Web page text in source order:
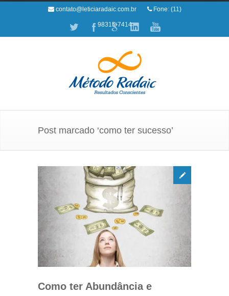
contato@leticiaradaic.com.br Fone: (11)
98315-7414
Post marcado ‘como ter sucesso’
Como ter Abundância e